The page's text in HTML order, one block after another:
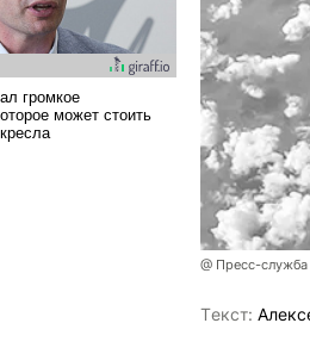
@ Пресс-
Tекст: